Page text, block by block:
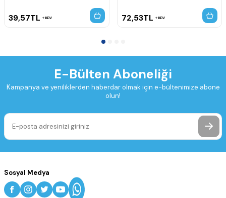
39,57TL KDV 72,53TL KDV
E-Bülten Aboneliği
Kampanya ve yeniliklerden haberdar olmak için e-bültenimize abone
olun!
Sosyal Medya